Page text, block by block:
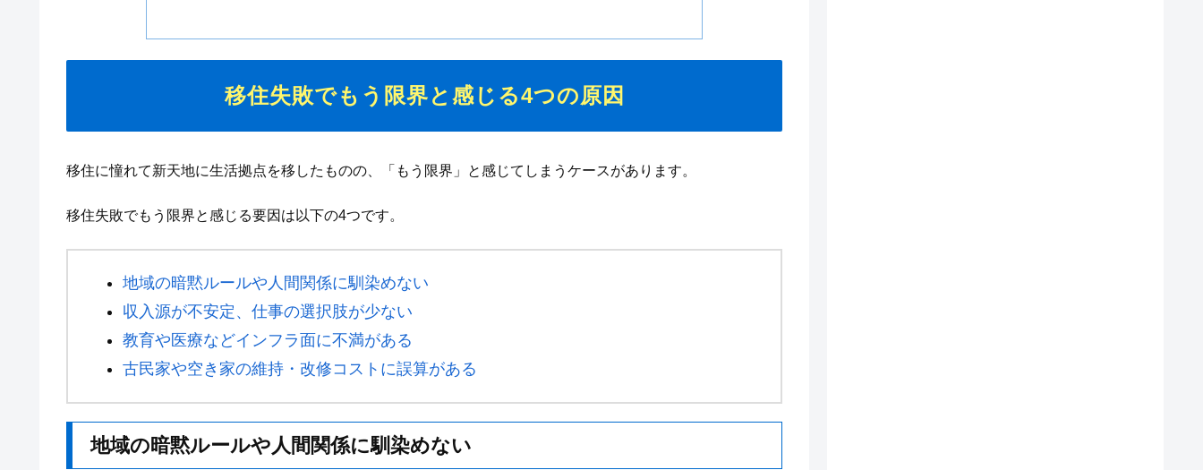
移住失敗でもう限界と感じる4つの原因
移住に憧れて新天地に生活拠点を移したものの、「もう限界」と感じてしまうケースがあります。
移住失敗でもう限界と感じる要因は以下の4つです。
地域の暗黙ルールや人間関係に馴染めない
収入源が不安定、仕事の選択肢が少ない
教育や医療などインフラ面に不満がある
古民家や空き家の維持・改修コストに誤算がある
地域の暗黙ルールや人間関係に馴染めない